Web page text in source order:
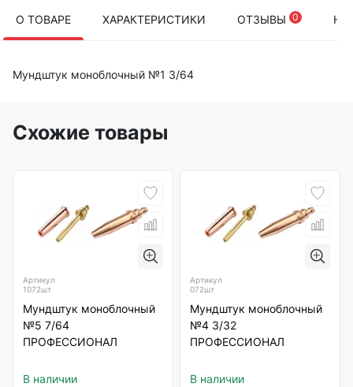
О ТОВАРЕ ХАРАКТЕРИСТИКИ ОТЗЫВЫ 0
Мундштук моноблочный №1 3/64
Схожие товары
Артикул
1072шт
Мундштук моноблочный
№5 7/64
ПРОФЕССИОНАЛ
В наличии
Артикул
072шт
Мундштук моноблочный
№4 3/32
ПРОФЕССИОНАЛ
В наличии